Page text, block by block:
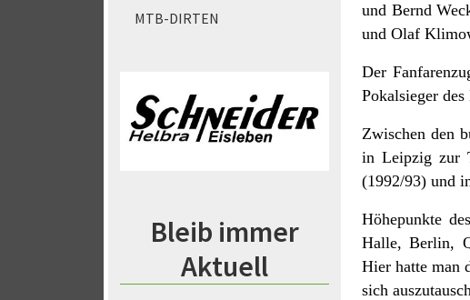
MTB-DIRTEN
Bleib immer
Aktuell
und Bernd
und Olaf
Der
Pokalsieger
Zwischen den
in Leipzig zur
(1992/93) und
Höhepunkte
Halle, Berlin,
Hier hatte man
sich